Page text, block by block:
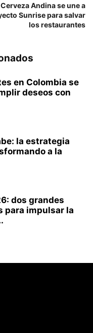
Cerveza Andina se une a
Sunrise para salvar
los restaurantes
en Colombia se
deseos con
la estrategia
a la
dos grandes
para impulsar la